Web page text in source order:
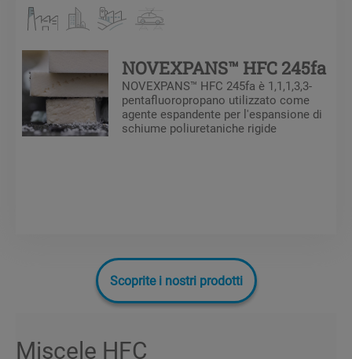
NOVEXPANS™ HFC 245fa
NOVEXPANS™ HFC 245fa è 1,1,1,3,3-
pentafluoropropano utilizzato come
agente espandente per l'espansione di
schiume poliuretaniche rigide
Scoprite i nostri prodotti
Miscele HFC